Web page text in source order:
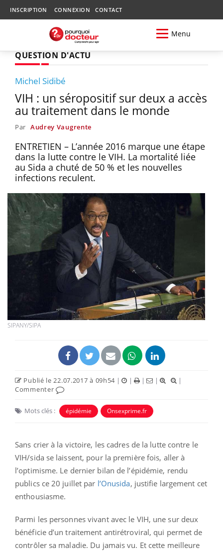
INSCRIPTION CONNEXION CONTACT
Menu
QUESTION D'ACTU
Michel Sidibé
VIH : un séropositif sur deux a accès
au traitement dans le monde
Par Audrey Vaugrente
ENTRETIEN – L’année 2016 marque une étape
dans la lutte contre le VIH. La mortalité liée
au Sida a chuté de 50 % et les nouvelles
infections reculent.
SIPANY/SIPA
Publié le 22.07.2017 à 09h54 | | | |
|
Commenter
Mots clés : épidémie Onsexprime.fr
Sans crier à la victoire, les cadres de la lutte contre le
VIH/sida se laissent, pour la première fois, aller à
l’optimisme. Le dernier bilan de l’épidémie, rendu
publics ce 20 juillet par l’Onusida, justifie largement cet
enthousiasme.
Parmi les personnes vivant avec le VIH, une sur deux
bénéficie d’un traitement antirétroviral, qui permet de
contrôler sa maladie. Du jamais vu. Et cette meilleure